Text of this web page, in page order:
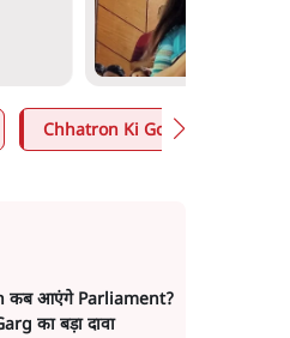
Chhatron Ki Goonj
कब आएंगे Parliament?
का बड़ा दावा